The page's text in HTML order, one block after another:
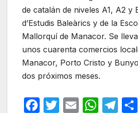
de catalán de niveles A1, A2 y
d’Estudis Baleàrics y de la
Mallorquí de Manacor. Se
unos cuarenta comercios
Manacor, Porto Cristo y
dos próximos meses.
F
T
E
W T